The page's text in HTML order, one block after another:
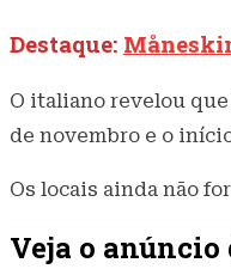
Destaque:
O italiano revelou
de novembro e o
Os locais ainda não
Veja o anúncio